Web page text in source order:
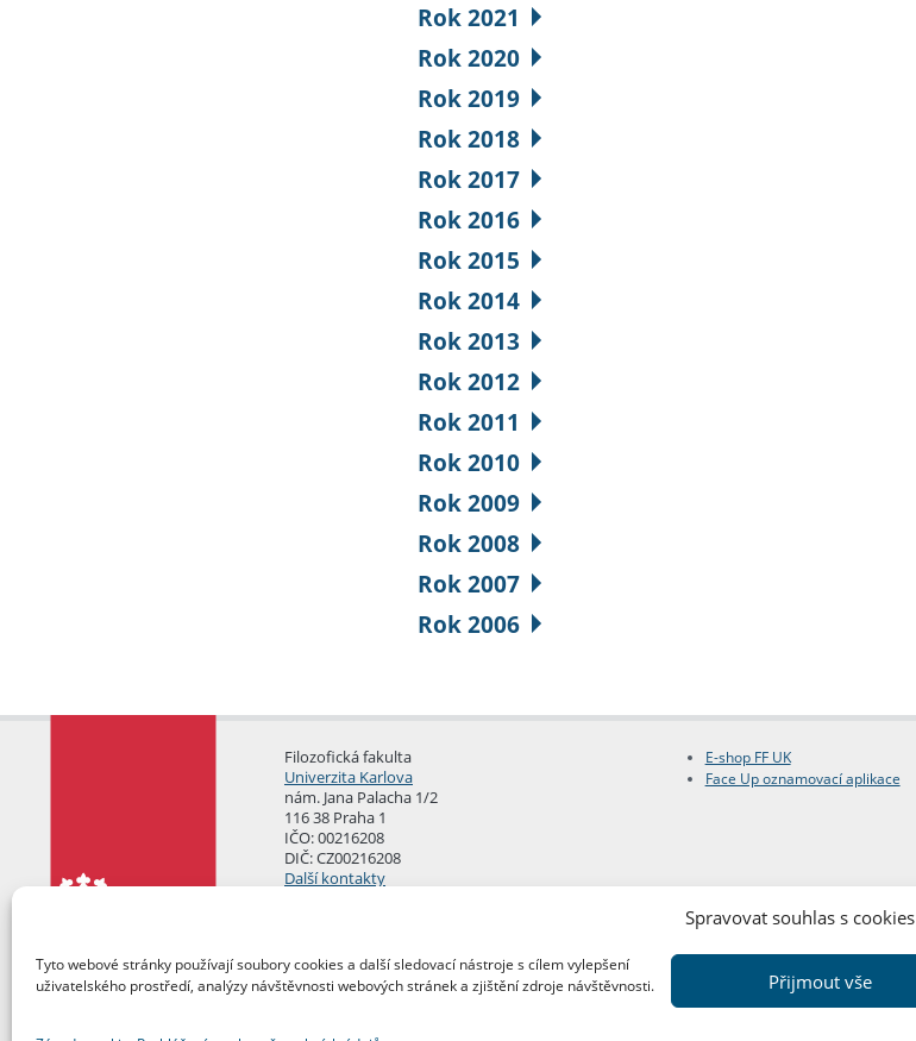
Spravovat souhlas s cookies
Tyto webové stránky používají soubory cookies a další sledovací nástroje s cílem vylepšení
uživatelského prostředí, analýzy návštěvnosti webových stránek a zjištění zdroje návštěvnosti.
Přijmout vše
Rok 2021
Rok 2020
Rok 2019
Rok 2018
Rok 2017
Rok 2016
Rok 2015
Rok 2014
Rok 2013
Rok 2012
Rok 2011
Rok 2010
Rok 2009
Rok 2008
Rok 2007
Rok 2006
Filozofická fakulta
Univerzita Karlova
nám. Jana Palacha 1/2
116 38 Praha 1
IČO: 00216208
DIČ: CZ00216208
Další kontakty
E-shop FF UK
Face Up oznamovací aplikace